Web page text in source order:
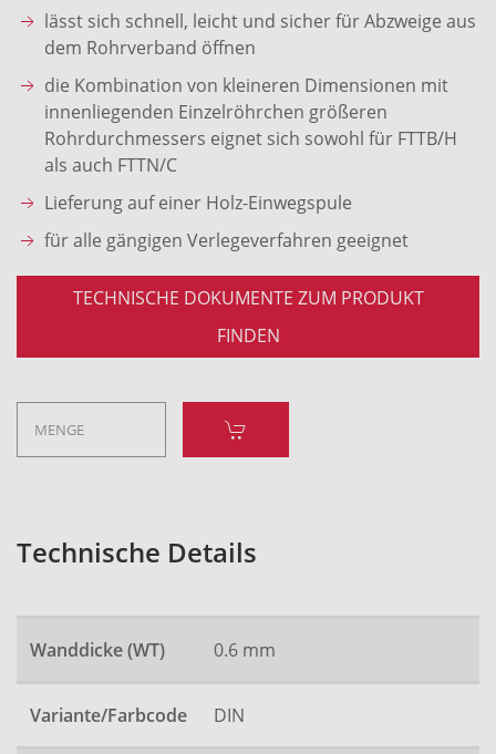
lässt sich schnell, leicht und sicher für Abzweige aus
dem Rohrverband öffnen
die Kombination von kleineren Dimensionen mit
innenliegenden Einzelröhrchen größeren
Rohrdurchmessers eignet sich sowohl für FTTB/H
als auch FTTN/C
Lieferung auf einer Holz-Einwegspule
für alle gängigen Verlegeverfahren geeignet
TECHNISCHE DOKUMENTE ZUM PRODUKT
FINDEN
Technische Details
Wanddicke (WT) 0.6 mm
Variante/Farbcode DIN